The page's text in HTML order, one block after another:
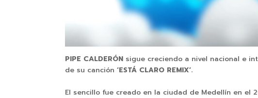
PIPE CALDERÓN sigue creciendo a nivel nacional e
de su canción‘ESTÁ CLARO REMIX’.
El sencillo fue creado en la ciudad de Medellín en el